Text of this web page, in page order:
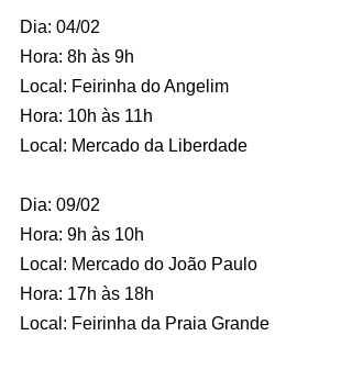
Dia: 04/02
Hora: 8h às 9h
Local: Feirinha do Angelim
Hora: 10h às 11h
Local: Mercado da Liberdade
Dia: 09/02
Hora: 9h às 10h
Local: Mercado do João Paulo
Hora: 17h às 18h
Local: Feirinha da Praia Grande